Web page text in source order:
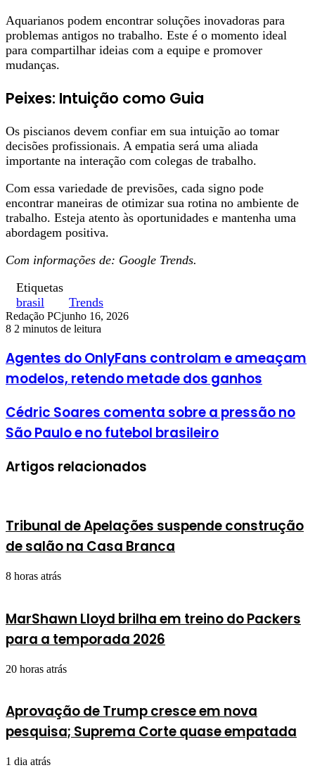
Aquarianos podem encontrar soluções inovadoras para
problemas antigos no trabalho. Este é o momento ideal
para compartilhar ideias com a equipe e promover
mudanças.
Peixes: Intuição como Guia
Os piscianos devem confiar em sua intuição ao tomar
decisões profissionais. A empatia será uma aliada
importante na interação com colegas de trabalho.
Com essa variedade de previsões, cada signo pode
encontrar maneiras de otimizar sua rotina no ambiente de
trabalho. Esteja atento às oportunidades e mantenha uma
abordagem positiva.
Com informações de: Google Trends.
Etiquetas
brasil
Trends
Redação PCjunho 16, 2026
8 2 minutos de leitura
Agentes do OnlyFans controlam e ameaçam
modelos, retendo metade dos ganhos
Cédric Soares comenta sobre a pressão no
São Paulo e no futebol brasileiro
Artigos relacionados
Tribunal de Apelações suspende construção
de salão na Casa Branca
8 horas atrás
MarShawn Lloyd brilha em treino do Packers
para a temporada 2026
20 horas atrás
Aprovação de Trump cresce em nova
pesquisa; Suprema Corte quase empatada
1 dia atrás